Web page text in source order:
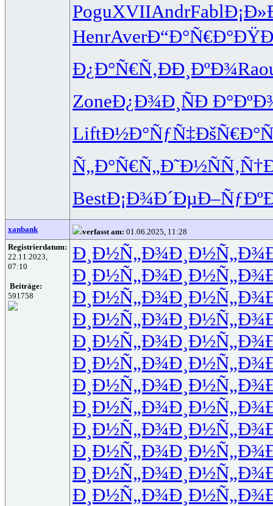
PoguXVIIAndrFabl
HenrAverÐ“Ð°Ñ€Ð°
Ð¿Ð°Ñ€Ñ‚ÐÐ¸ÐºÐ¾
ZoneÐ¿Ð¾Ð¸ÑÐ
LiftÐ½Ð°ÑƒÑ‡ÐšÑ€Ð°Ñ
Ñ„Ð°Ñ€Ñ„Ð˜Ð½ÑÑ‚
BestÐ¡Ð¾Ð´Ðµ
xanbank verfasst am: 01.06.2025, 11:28
Registrierdatum:
22.11.2023,
07:10
Beiträge:
591758
Ð¸Ð½Ñ„Ð¾Ð¸Ð½Ñ„Ð¾
Ð¸Ð½Ñ„Ð¾Ð¸Ð½Ñ„Ð¾
Ð¸Ð½Ñ„Ð¾Ð¸Ð½Ñ„Ð¾
Ð¸Ð½Ñ„Ð¾Ð¸Ð½Ñ„Ð¾
Ð¸Ð½Ñ„Ð¾Ð¸Ð½Ñ„Ð¾
Ð¸Ð½Ñ„Ð¾Ð¸Ð½Ñ„Ð¾
Ð¸Ð½Ñ„Ð¾Ð¸Ð½Ñ„Ð¾
Ð¸Ð½Ñ„Ð¾Ð¸Ð½Ñ„Ð¾
Ð¸Ð½Ñ„Ð¾Ð¸Ð½Ñ„Ð¾
Ð¸Ð½Ñ„Ð¾Ð¸Ð½Ñ„Ð¾
Ð¸Ð½Ñ„Ð¾Ð¸Ð½Ñ„Ð¾
Ð¸Ð½Ñ„Ð¾Ð¸Ð½Ñ„Ð¾